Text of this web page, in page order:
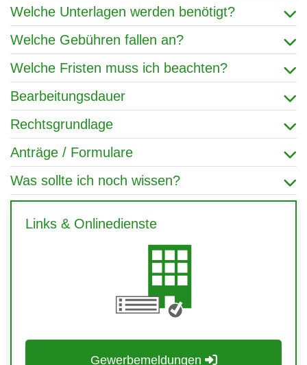
Welche Unterlagen werden benötigt?
Welche Gebühren fallen an?
Welche Fristen muss ich beachten?
Bearbeitungsdauer
Rechtsgrundlage
Anträge / Formulare
Was sollte ich noch wissen?
Links & Onlinedienste
Gewerbemeldungen